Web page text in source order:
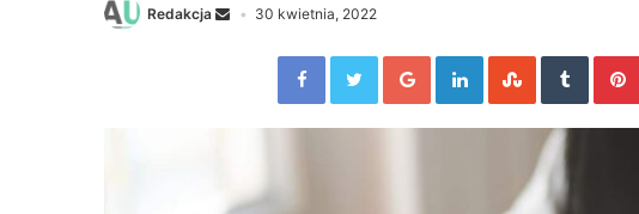
Redakcja 30 kwietnia, 2022
FacebookTwitterGoogle+LinkedInStumbleUpon
Tumblr